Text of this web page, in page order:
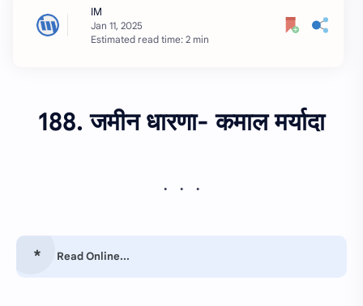
Estimated read time: 2 min
188. जमीन धारणा- कमाल मर्यादा
Read Online...